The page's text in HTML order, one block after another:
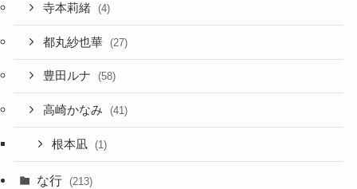
寺本莉緒 (4)
都丸紗也華 (27)
豊田ルナ (58)
高崎かなみ (41)
根本凪 (1)
な行 (213)